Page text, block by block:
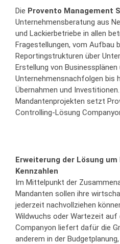
Die Provento Management
Unternehmensberatung aus
und Lackierbetriebe in allen
Fragestellungen, vom Aufbau
Reportingstrukturen über
Erstellung von
Unternehmensnachfolgen bis
Übernahmen und
Mandantenprojekten setzt
Controlling-Lösung
Erweiterung der Lösung
Kennzahlen
Im Mittelpunkt der
Mandanten sollen ihre
jederzeit nachvollziehen
Wildwuchs oder Wartezeit auf
Companyon liefert dafür die
anderem in der